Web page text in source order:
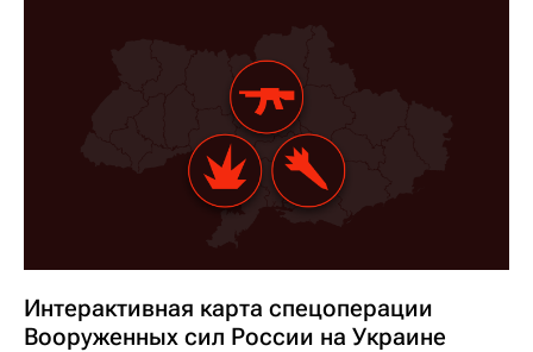
Интерактивная карта спецоперации
Вооруженных сил России на Украине